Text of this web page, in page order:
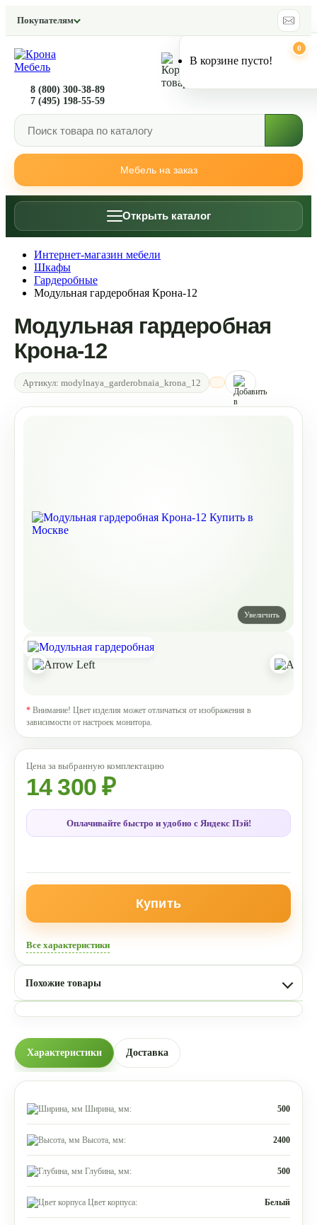
Покупателям
Мебель на заказ
8 (800) 300-38-89
7 (495) 198-55-59
0
В корзине пусто!
Открыть каталог
Интернет-магазин мебели
Шкафы
Гардеробные
Модульная гардеробная Крона-12
Модульная гардеробная
Крона-12
Артикул: modylnaya_garderobnaia_krona_12
* Внимание! Цвет изделия может отличаться от изображения в
зависимости от настроек монитора.
14 300 ₽
Оплачивайте быстро и удобно с Яндекс Пэй!
Купить
Все характеристики
Похожие товары
Характеристики Доставка
Ширина, мм: 500
Высота, мм: 2400
Глубина, мм: 500
Цвет корпуса: Белый